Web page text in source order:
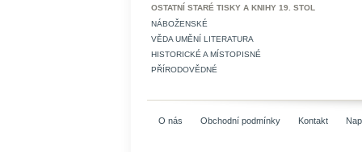
OSTATNÍ STARÉ TISKY A KNIHY 19. STOL
NÁBOŽENSKÉ
VĚDA UMĚNÍ LITERATURA
HISTORICKÉ A MÍSTOPISNÉ
PŘÍRODOVĚDNÉ
O nás Obchodní podmínky Kontakt